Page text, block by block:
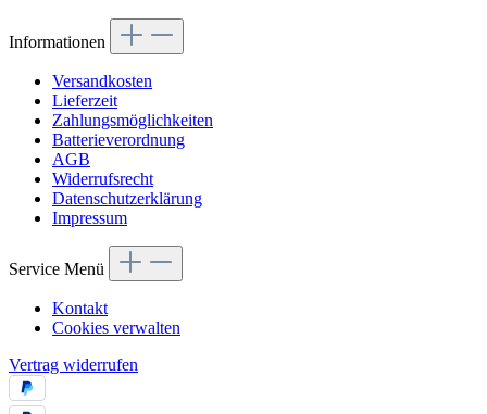
Informationen
Versandkosten
Lieferzeit
Zahlungsmöglichkeiten
Batterieverordnung
AGB
Widerrufsrecht
Datenschutzerklärung
Impressum
Service Menü
Kontakt
Cookies verwalten
Vertrag widerrufen